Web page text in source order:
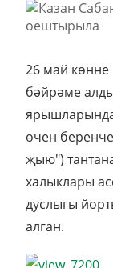
26 май көнне
бәйрәме
өчен
җыю")
халыклары
дуслыгы
алган.